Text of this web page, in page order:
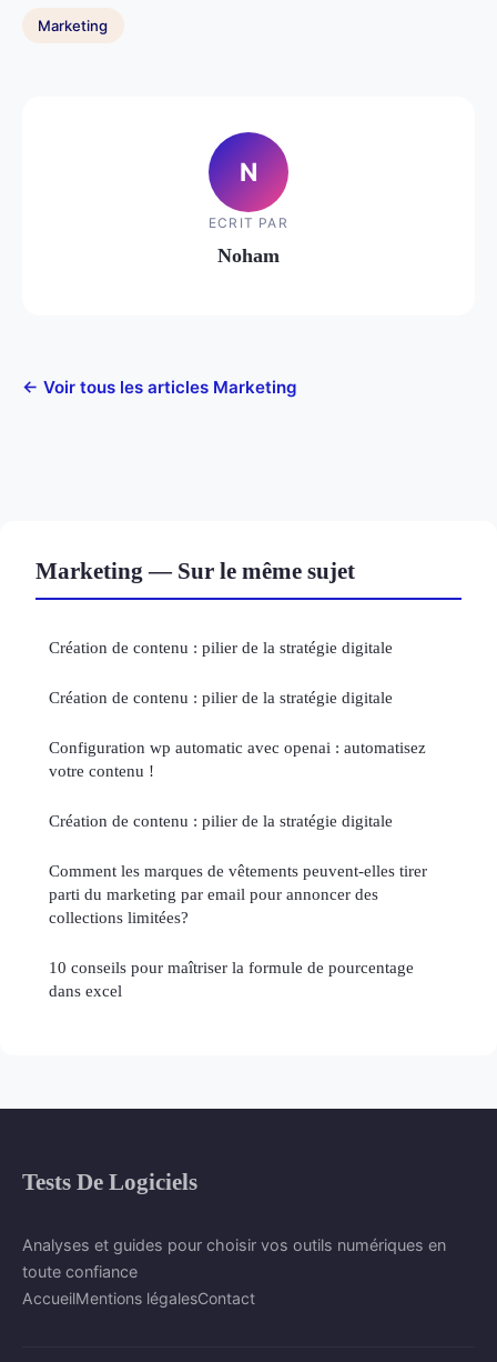
Marketing
N
ECRIT PAR
Noham
← Voir tous les articles Marketing
Marketing — Sur le même sujet
Création de contenu : pilier de la stratégie digitale
Création de contenu : pilier de la stratégie digitale
Configuration wp automatic avec openai : automatisez
votre contenu !
Création de contenu : pilier de la stratégie digitale
Comment les marques de vêtements peuvent-elles tirer
parti du marketing par email pour annoncer des
collections limitées?
10 conseils pour maîtriser la formule de pourcentage
dans excel
Tests De Logiciels
Analyses et guides pour choisir vos outils numériques en
toute confiance
AccueilMentions légalesContact